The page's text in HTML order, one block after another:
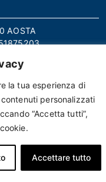
la tua esperienza di
personalizzati
“Accetta tutti”,
Accettare tutto
AOSTA
Dati: